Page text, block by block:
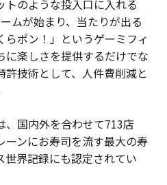
トのような投入口に入れる
ムが始まり、当たりが出る
らポン！」というゲーミフィ
に楽しさを提供するだけでな
許技術として、人件費削減と
、国内外を合わせて713店
ンにお寿司を流す最大の寿
界記録にも認定されてい